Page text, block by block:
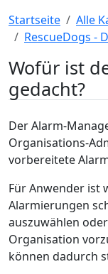
Startseite
Alle
RescueDogs -
Wofür ist
gedacht?
Der Alarm-
Organisations-
vorbereitete
Für Anwender ist
Alarmierungen
auszuwählen
Organisation
können dadurch